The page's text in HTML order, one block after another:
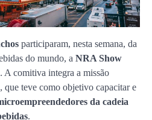
participaram, nesta semana, da
do mundo, a NRA Show
A comitiva integra a missão
, que teve como objetivo capacitar e
da cadeia
.